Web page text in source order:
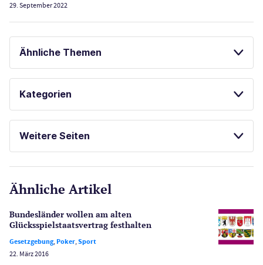
29. September 2022
Ähnliche Themen
ECHTGELD-CASINOS SPORTWETTEN
BESTE ONLINE CASINOS
ONLINE SPORTWETTEN
Kategorien
Gesetzgebung
Lotterie
Poker
Weitere Seiten
CasinoOnline.de
PayPal Casinos
Ähnliche Artikel
Bundesländer wollen am alten
Glücksspielstaatsvertrag festhalten
Gesetzgebung,Poker,Sport
22. März 2016